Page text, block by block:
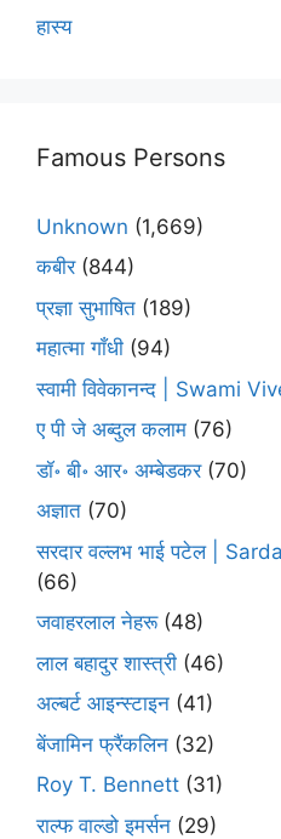
हास्य
Famous Persons
Unknown (1,669)
कबीर(844)
प्रज्ञा सुभाषित (189)
महात्मा गाँधी (94)
स्वामी विवेकानन्द | Swami
ए पी जे अब्दुल कलाम (76)
डॉ॰ बी॰ आर॰ अम्बेडकर(70)
अज्ञात (70)
सरदार वल्लभ भाई पटेल |
(66)
जवाहरलाल नेहरू(48)
लाल बहादुर शास्त्री (46)
अल्बर्ट आइन्स्टाइन (41)
बेंजामिन फ्रैंकलिन (32)
Roy T. Bennett (31)
राल्फ वाल्डो इमर्सन (29)